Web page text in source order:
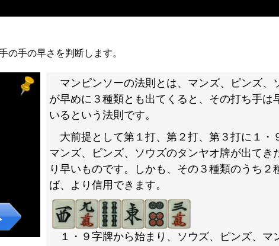
の手の早さを判断します。
マンピンソーの法則とは、マンズ、ピンズ、
が早めに３種類とも出てくると、その打ち手は
いるという法則です。
大前提として第１打、第２打、第３打に１・
マンズ、ピンズ、ソウズのタンヤオ牌が出てき
り早いものです。しかも、その３種類のうち２
ば、より信用できます。
１・９字牌から始まり、ソウズ、ピンズ、マ